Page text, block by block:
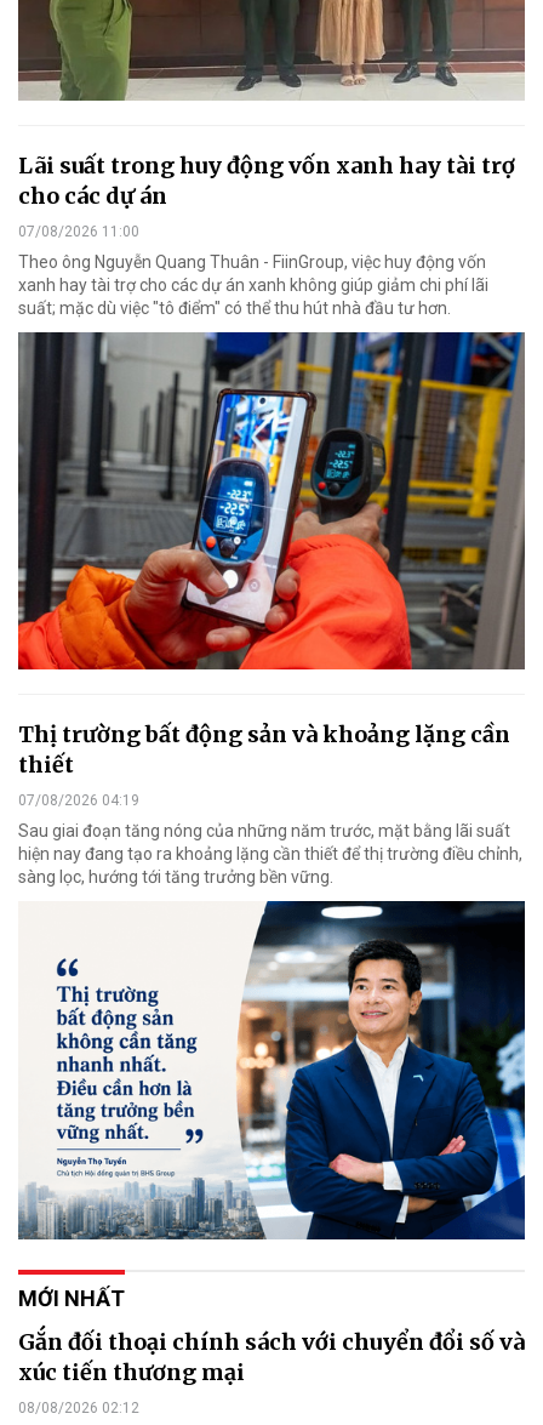
Lãi suất trong huy động vốn xanh hay tài trợ
cho các dự án
07/08/2026 11:00
Theo ông Nguyễn Quang Thuân - FiinGroup, việc huy động vốn
xanh hay tài trợ cho các dự án xanh không giúp giảm chi phí lãi
suất; mặc dù việc "tô điểm" có thể thu hút nhà đầu tư hơn.
Thị trường bất động sản và khoảng lặng cần
thiết
07/08/2026 04:19
Sau giai đoạn tăng nóng của những năm trước, mặt bằng lãi suất
hiện nay đang tạo ra khoảng lặng cần thiết để thị trường điều chỉnh,
sàng lọc, hướng tới tăng trưởng bền vững.
MỚI NHẤT
Gắn đối thoại chính sách với chuyển đổi số và
xúc tiến thương mại
08/08/2026 02:12